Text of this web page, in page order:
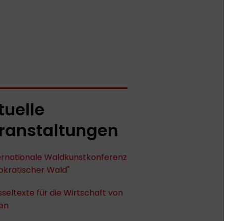
Waldkunstkonferenz
Wald"
für die Wirtschaft von